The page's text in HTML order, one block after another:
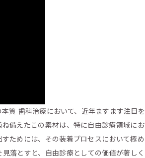
質 歯科治療において、近年ますます注目
備えたこの素材は、特に自由診療領域に
ためには、その装着プロセスにおいて極
落とすと、自由診療としての価値が著し